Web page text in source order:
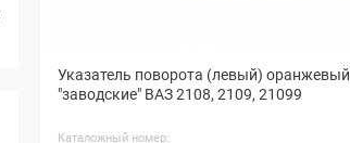
Указатель поворота (левый) оранжевый
"заводские" ВАЗ 2108, 2109, 21099
Каталожный номер: